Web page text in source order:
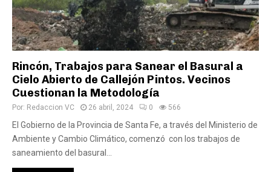
Rincón, Trabajos para Sanear el Basural a
Cielo Abierto de Callejón Pintos. Vecinos
Cuestionan la Metodología
Por: Redaccion VC 26 abril, 2024 0 566
El Gobierno de la Provincia de Santa Fe, a través del Ministerio de
Ambiente y Cambio Climático, comenzó con los trabajos de
saneamiento del basural...